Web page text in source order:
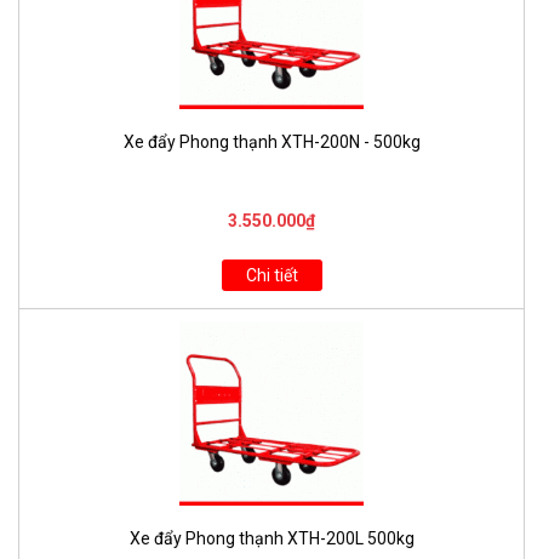
Xe đẩy Phong thạnh XTH-200N - 500kg
3.550.000₫
Chi tiết
Xe đẩy Phong thạnh XTH-200L 500kg